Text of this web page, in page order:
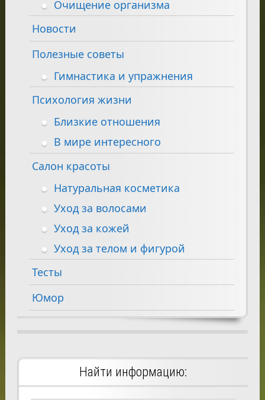
Очищение организма
Новости
Полезные советы
Гимнастика и упражнения
Психология жизни
Близкие отношения
В мире интересного
Салон красоты
Натуральная косметика
Уход за волосами
Уход за кожей
Уход за телом и фигурой
Тесты
Юмор
Найти информацию: